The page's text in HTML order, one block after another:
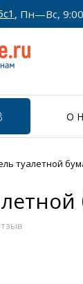
, Пн—Вс,
О
туалетной